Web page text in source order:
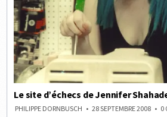
Le site d’échecs de Jennifer
PHILIPPE DORNBUSCH 28 SEPTEMBRE 2008 0